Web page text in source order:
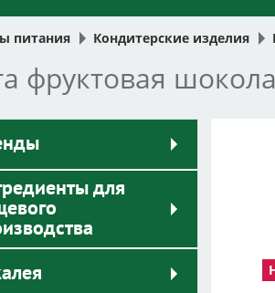
питания Кондитерские изделия
фруктовая
для